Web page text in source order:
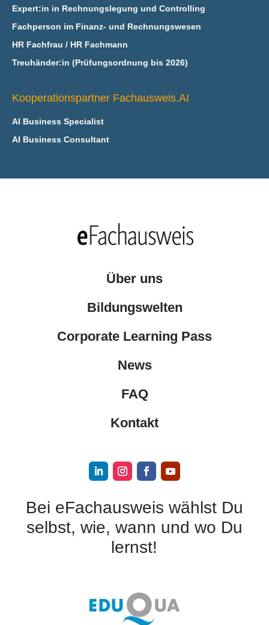
Expert:in in Rechnungslegung und Controlling
Fachperson im Finanz- und Rechnungswesen
HR Fachfrau / HR Fachmann
Treuhänder:in (Prüfungsordnung bis 2026)
Kooperationspartner Fachausweis.AI
AI Business Specialist
AI Business Consultant
Über uns
Bildungswelten
Corporate Learning Pass
News
FAQ
Kontakt
Bei eFachausweis wählst Du
selbst, wie, wann und wo Du
lernst!